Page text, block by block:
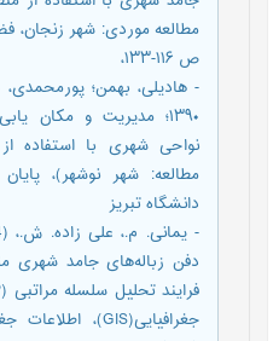
ص ۱۱۶-۱۳۳،
- هادیلی، بهمن؛ پورمحمدی،
۱۳۹۰؛ مدیریت و مکان
مطالعه: شهر نوشهر)،
دانشگاه تبریز
دفن زباله‌های جامد شهری